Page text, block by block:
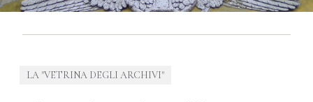
LA "VETRINA DEGLI ARCHIVI"